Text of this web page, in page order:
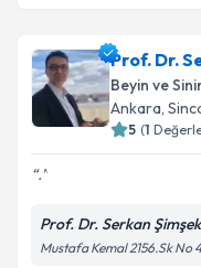
takvim
E-posta
Metni'ni
kapsamda
Prof. Dr.
Beyin ve
Ankara,
5 (1
.
Prof. Dr. Serkan Şimşek
Mustafa Kemal 2156.Sk No